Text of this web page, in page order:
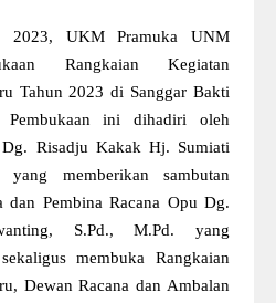
2023, UKM Pramuka UNM
Rangkaian Kegiatan
Tahun 2023 di Sanggar Bakti
ini dihadiri oleh
Risadju Kakak Hj. Sumiati
memberikan sambutan
Pembina Racana Opu Dg.
S.Pd., M.Pd. yang
membuka Rangkaian
Dewan Racana dan Ambalan